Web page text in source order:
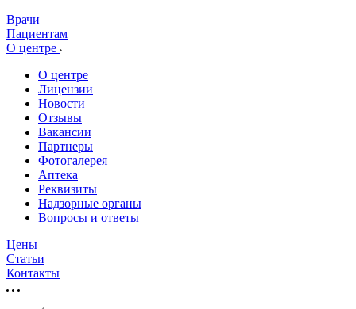
Врачи
Пациентам
О центре
О центре
Лицензии
Новости
Отзывы
Вакансии
Партнеры
Фотогалерея
Аптека
Реквизиты
Надзорные органы
Вопросы и ответы
Цены
Статьи
Контакты